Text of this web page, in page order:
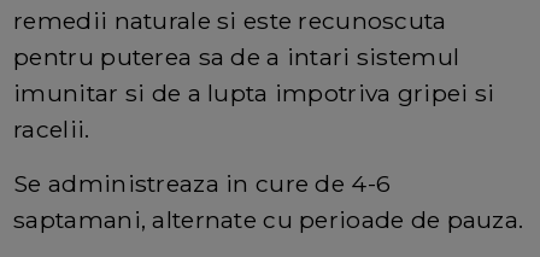
remedii naturale si este recunoscuta
pentru puterea sa de a intari sistemul
imunitar si de a lupta impotriva gripei si
racelii.
Se administreaza in cure de 4-6
saptamani, alternate cu perioade de pauza.